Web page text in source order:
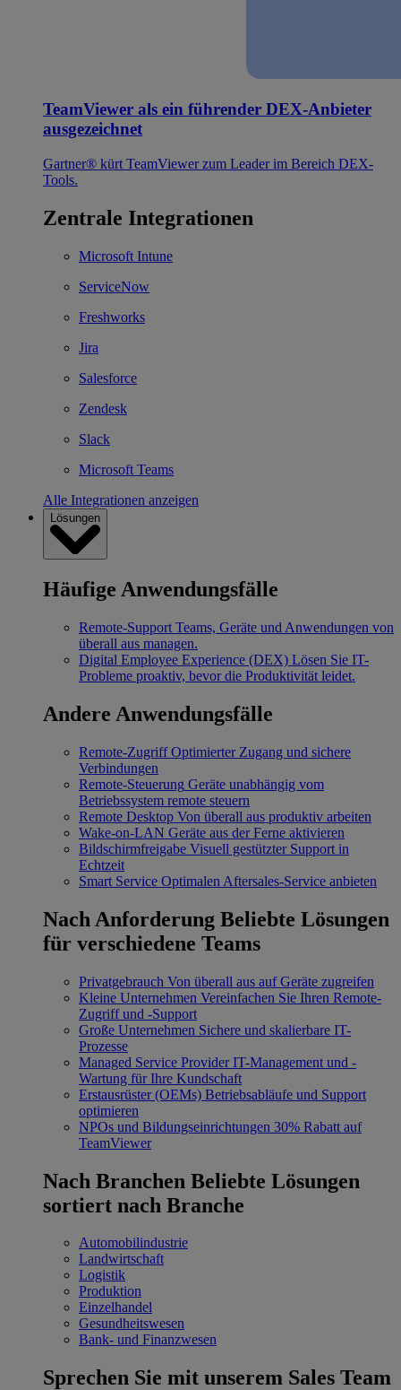
TeamViewer als ein führender DEX-Anbieter
ausgezeichnet
Gartner® kürt TeamViewer zum Leader im Bereich DEX-
Tools.
Zentrale Integrationen
Microsoft Intune
ServiceNow
Freshworks
Jira
Salesforce
Zendesk
Slack
Microsoft Teams
Alle Integrationen anzeigen
Lösungen
Häufige Anwendungsfälle
Remote-Support Teams, Geräte und Anwendungen von
überall aus managen.
Digital Employee Experience (DEX) Lösen Sie IT-
Probleme proaktiv, bevor die Produktivität leidet.
Andere Anwendungsfälle
Remote-Zugriff Optimierter Zugang und sichere
Verbindungen
Remote-Steuerung Geräte unabhängig vom
Betriebssystem remote steuern
Remote Desktop Von überall aus produktiv arbeiten
Wake-on-LAN Geräte aus der Ferne aktivieren
Bildschirmfreigabe Visuell gestützter Support in
Echtzeit
Smart Service Optimalen Aftersales-Service anbieten
Nach Anforderung Beliebte Lösungen
für verschiedene Teams
Privatgebrauch Von überall aus auf Geräte zugreifen
Kleine Unternehmen Vereinfachen Sie Ihren Remote-
Zugriff und -Support
Große Unternehmen Sichere und skalierbare IT-
Prozesse
Managed Service Provider IT-Management und -
Wartung für Ihre Kundschaft
Erstausrüster (OEMs) Betriebsabläufe und Support
optimieren
NPOs und Bildungseinrichtungen 30% Rabatt auf
TeamViewer
Nach Branchen Beliebte Lösungen
sortiert nach Branche
Automobilindustrie
Landwirtschaft
Logistik
Produktion
Einzelhandel
Gesundheitswesen
Bank- und Finanzwesen
Sprechen Sie mit unserem Sales Team